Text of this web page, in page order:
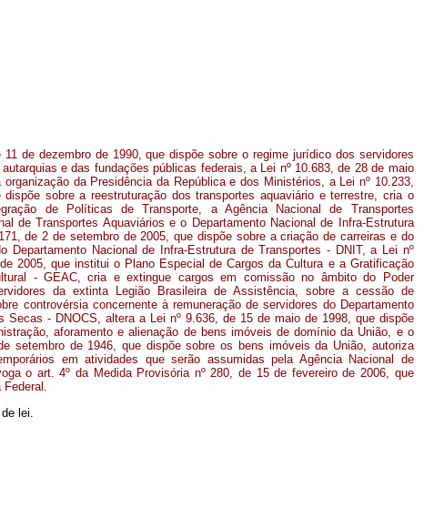
11 de dezembro de 1990, que dispõe sobre o regime jurídico dos servidores
e das fundações públicas federais, a Lei nº 10.683, de 28 de maio
da Presidência da República e dos Ministérios, a Lei nº 10.233,
sobre a reestruturação dos transportes aquaviário e terrestre, cria o
de Políticas de Transporte, a Agência Nacional de Transportes
de Transportes Aquaviários e o Departamento Nacional de Infra-Estrutura
de 2 de setembro de 2005, que dispõe sobre a criação de carreiras e do
Departamento Nacional de Infra-Estrutura de Transportes - DNIT, a Lei nº
2005, que institui o Plano Especial de Cargos da Cultura e a Gratificação
- GEAC, cria e extingue cargos em comissão no âmbito do Poder
da extinta Legião Brasileira de Assistência, sobre a cessão de
controvérsia concernente à remuneração de servidores do Departamento
Secas - DNOCS, altera a Lei nº 9.636, de 15 de maio de 1998, que dispõe
aforamento e alienação de bens imóveis de domínio da União, e o
setembro de 1946, que dispõe sobre os bens imóveis da União, autoriza
em atividades que serão assumidas pela Agência Nacional de
o art. 4º da Medida Provisória nº 280, de 15 de fevereiro de 2006, que
Federal.
lei.